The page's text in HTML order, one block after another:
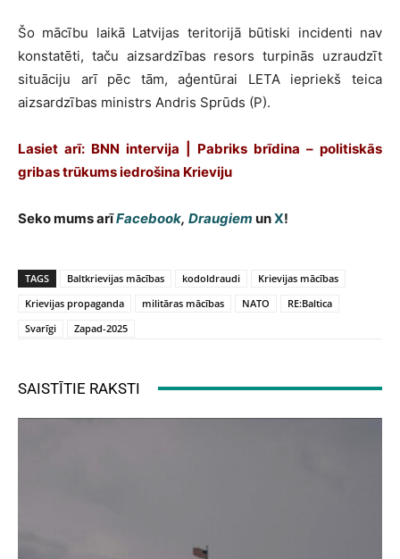
Šo mācību laikā Latvijas teritorijā būtiski incidenti nav
konstatēti, taču aizsardzības resors turpinās uzraudzīt
situāciju arī pēc tām, aģentūrai LETA iepriekš teica
aizsardzības ministrs Andris Sprūds (P).
Lasiet arī: BNN intervija | Pabriks brīdina – politiskās
gribas trūkums iedrošina Krieviju
Seko mums arīFacebook, Draugiem unX!
TAGS Baltkrievijas mācības kodoldraudi
Krievijas mācības
Krievijas propaganda
militāras mācības NATO
RE:Baltica
Svarīgi
Zapad-2025
SAISTĪTIE RAKSTI